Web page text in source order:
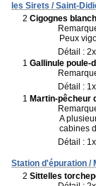
les Sirets / Saint-
2 Cigognes
Peux
Détail :
1 Gallinule poule-
Détail :
1 Martin-pêcheur
A
cabines
Détail :
Station d'épuration /
2 Sittelles